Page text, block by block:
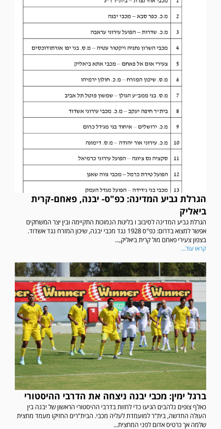
הגרלת גביע המדינה: כפ"ס- יבנה, פאחם-קרית
ביאליק
הגרלת גביע המדינה לסיבוב ו בליגות הנמוכות התקיימה ובין יצר המשחקים
אפשר למצוא בדרום: כפ"ס 1928 נגד מכבי יבנה, שיכון המזרח נגד אשדוד.
בצפון צעירי פאחם מול קרית ביאליק,...
קראו עוד...
ברגל ימין: מכבי יבנה ניצחה את הדרבי ההיסטורי
כאלף צופים נלהבים הגיעו כדי לחזות בדרבי ההיסטורי הראשון של יבנה בין
העולה החדשה, בית"ר למועמדת לעליה מכבי. הבית"רים החזיקו מעמד מחצית
שלמה אך כרטיס אדום לפני המחצית...